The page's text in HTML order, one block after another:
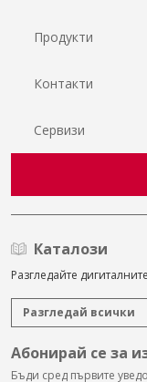
Продукти
Контакти
Сервизи
Каталози
Разгледайте
Разгледай всички
Абонирай се за
Бъди сред първите